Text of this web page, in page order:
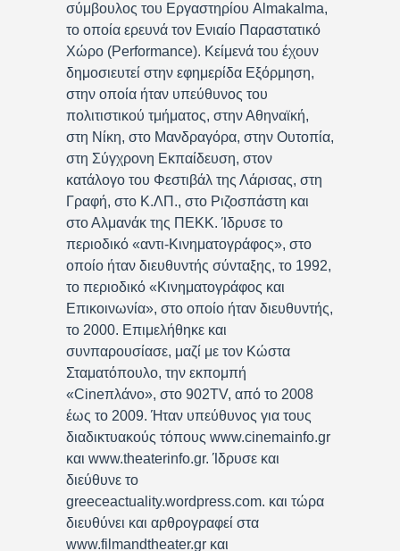
σύμβουλος του Εργαστηρίου Almakalma,
το οποία ερευνά τον Ενιαίο Παραστατικό
Χώρο (Performance). Κείμενά του έχουν
δημοσιευτεί στην εφημερίδα Εξόρμηση,
στην οποία ήταν υπεύθυνος του
πολιτιστικού τμήματος, στην Αθηναϊκή,
στη Νίκη, στο Μανδραγόρα, στην Ουτοπία,
στη Σύγχρονη Εκπαίδευση, στον
κατάλογο του Φεστιβάλ της Λάρισας, στη
Γραφή, στο Κ.ΛΠ., στο Ριζοσπάστη και
στο Αλμανάκ της ΠΕΚΚ. Ίδρυσε το
περιοδικό «αντι-Κινηματογράφος», στο
οποίο ήταν διευθυντής σύνταξης, το 1992,
το περιοδικό «Κινηματογράφος και
Επικοινωνία», στο οποίο ήταν διευθυντής,
το 2000. Επιμελήθηκε και
συνπαρουσίασε, μαζί με τον Κώστα
Σταματόπουλο, την εκπομπή
«Cineπλάνο», στο 902TV, από το 2008
έως το 2009. Ήταν υπεύθυνος για τους
διαδικτυακούς τόπους www.cinemainfo.gr
και www.theaterinfo.gr. Ίδρυσε και
διεύθυνε το
greeceactuality.wordpress.com. και τώρα
διευθύνει και αρθρογραφεί στα
www.filmandtheater.gr και